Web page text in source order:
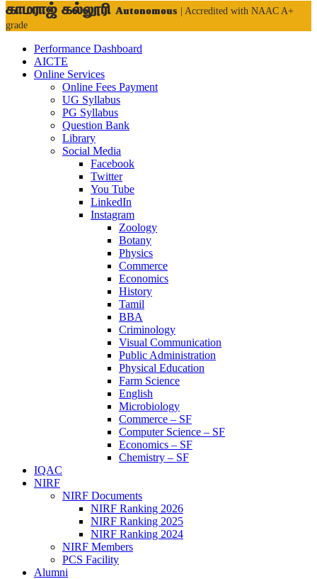
காமராஜ் கல்லூரி Autonomous
| Accredited with NAAC A+
grade
Performance Dashboard
AICTE
Online Services
Online Fees Payment
UG Syllabus
PG Syllabus
Question Bank
Library
Social Media
Facebook
Twitter
You Tube
LinkedIn
Instagram
Zoology
Botany
Physics
Commerce
Economics
History
Tamil
BBA
Criminology
Visual Communication
Public Administration
Physical Education
Farm Science
English
Microbiology
Commerce – SF
Computer Science – SF
Economics – SF
Chemistry – SF
IQAC
NIRF
NIRF Documents
NIRF Ranking 2026
NIRF Ranking 2025
NIRF Ranking 2024
NIRF Members
PCS Facility
Alumni